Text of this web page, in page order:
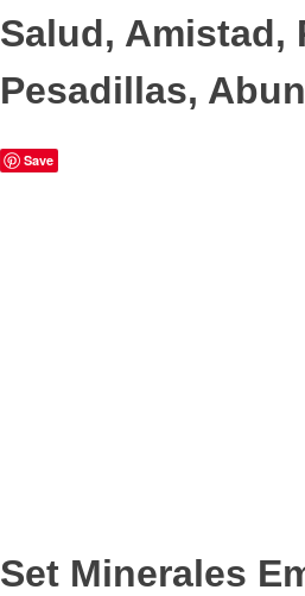
Salud, Amistad,
Pesadillas,
Save
Set Minerales